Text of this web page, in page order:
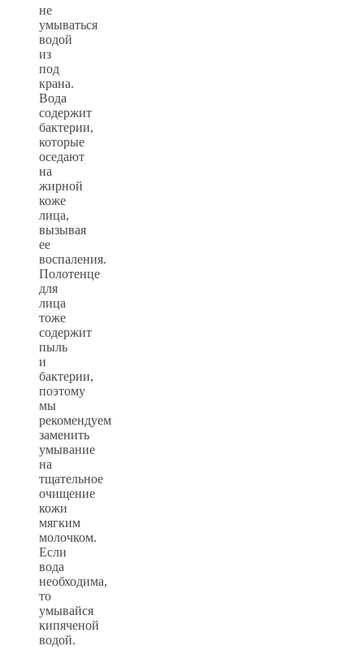
не
умываться
водой
из
под
крана.
Вода
содержит
бактерии,
которые
оседают
на
жирной
коже
лица,
вызывая
ее
воспаления.
Полотенце
для
лица
тоже
содержит
пыль
и
бактерии,
поэтому
мы
рекомендуем
заменить
умывание
на
тщательное
очищение
кожи
мягким
молочком.
Если
вода
необходима,
то
умывайся
кипяченой
водой.